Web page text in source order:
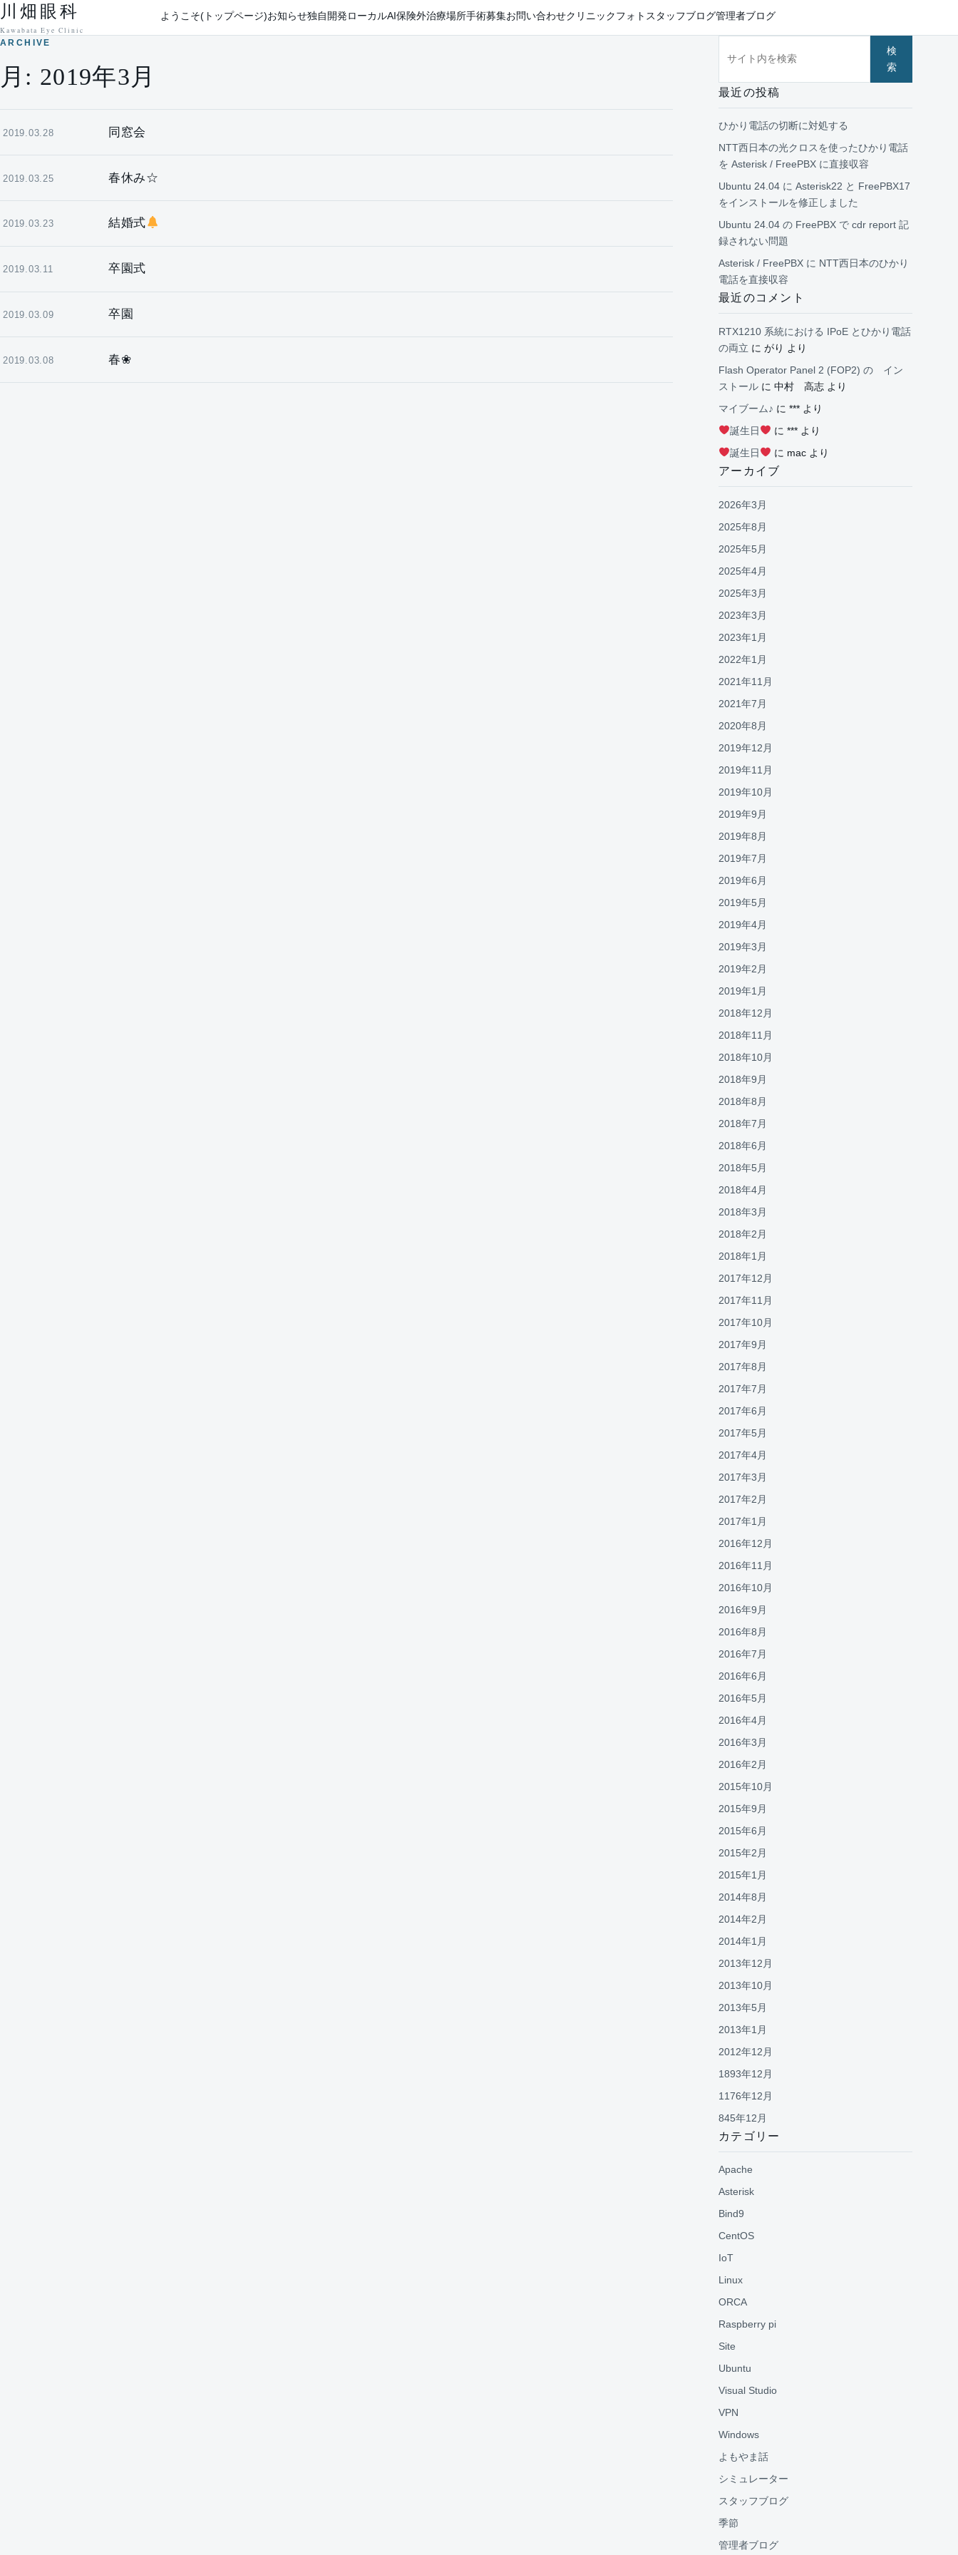
本文へ移動
川畑眼科
Kawabata Eye Clinic
ようこそ(トップページ)お知らせ独自開発ローカルAI保険外治療場所手術募集お問い合わせクリニックフォト スタッフブログ管理者ブログ
ARCHIVE
月: 2019年3月
2019.03.28 同窓会
2019.03.25 春休み☆
2019.03.23 結婚式
2019.03.11 卒園式
2019.03.09 卒園
2019.03.08 春❀
検
索
最近の投稿
ひかり電話の切断に対処する
NTT西日本の光クロスを使ったひかり電話
を Asterisk / FreePBX に直接収容
Ubuntu 24.04 に Asterisk22 と FreePBX17
をインストールを修正しました
Ubuntu 24.04 の FreePBX で cdr report 記
録されない問題
Asterisk / FreePBX に NTT西日本のひかり
電話を直接収容
最近のコメント
RTX1210 系統における IPoE とひかり電話
の両立 に がり より
Flash Operator Panel 2 (FOP2) の イン
ストール に 中村 高志 より
マイブーム♪ に *** より
誕生日
に ***より
誕生日
に macより
アーカイブ
2026年3月
2025年8月
2025年5月
2025年4月
2025年3月
2023年3月
2023年1月
2022年1月
2021年11月
2021年7月
2020年8月
2019年12月
2019年11月
2019年10月
2019年9月
2019年8月
2019年7月
2019年6月
2019年5月
2019年4月
2019年3月
2019年2月
2019年1月
2018年12月
2018年11月
2018年10月
2018年9月
2018年8月
2018年7月
2018年6月
2018年5月
2018年4月
2018年3月
2018年2月
2018年1月
2017年12月
2017年11月
2017年10月
2017年9月
2017年8月
2017年7月
2017年6月
2017年5月
2017年4月
2017年3月
2017年2月
2017年1月
2016年12月
2016年11月
2016年10月
2016年9月
2016年8月
2016年7月
2016年6月
2016年5月
2016年4月
2016年3月
2016年2月
2015年10月
2015年9月
2015年6月
2015年2月
2015年1月
2014年8月
2014年2月
2014年1月
2013年12月
2013年10月
2013年5月
2013年1月
2012年12月
1893年12月
1176年12月
845年12月
カテゴリー
Apache
Asterisk
Bind9
CentOS
IoT
Linux
ORCA
Raspberry pi
Site
Ubuntu
Visual Studio
VPN
Windows
よもやま話
シミュレーター
スタッフブログ
季節
管理者ブログ